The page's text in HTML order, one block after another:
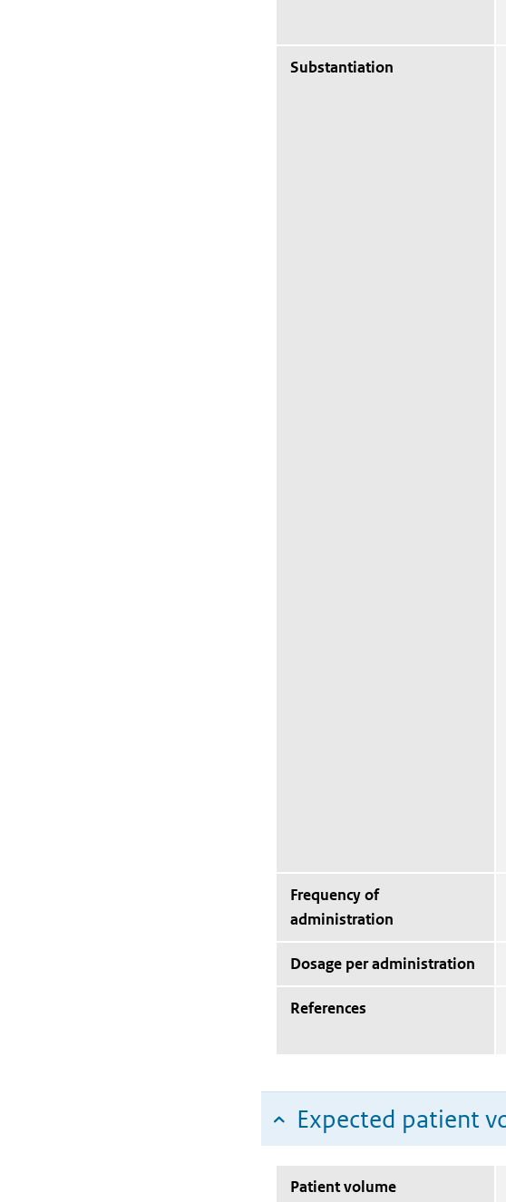
Substantiation
Frequency of
administration
Dosage per administration
References
Expected patient
Patient volume